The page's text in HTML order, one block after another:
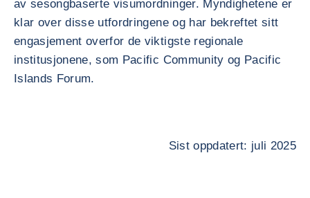
av sesongbaserte visumordninger. Myndighetene er
klar over disse utfordringene og har bekreftet sitt
engasjement overfor de viktigste regionale
institusjonene, som Pacific Community og Pacific
Islands Forum.
Sist oppdatert: juli 2025